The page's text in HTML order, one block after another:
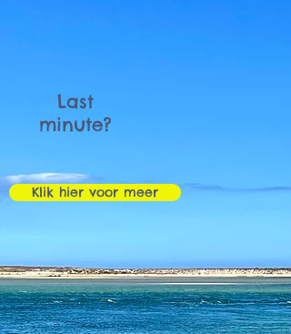
Last
minute?
Klik hier voor meer